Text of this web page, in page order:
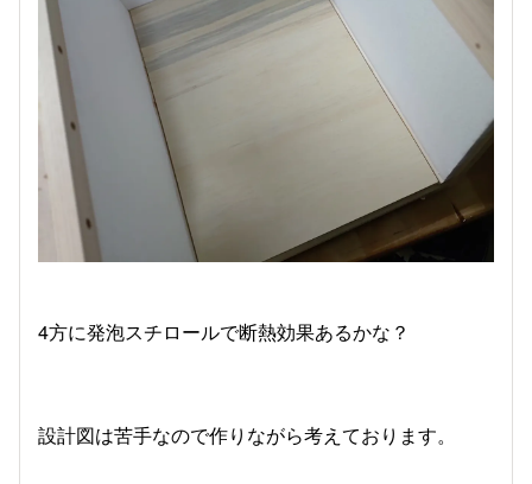
4方に発泡スチロールで断熱効果あるかな？
設計図は苦手なので作りながら考えております。